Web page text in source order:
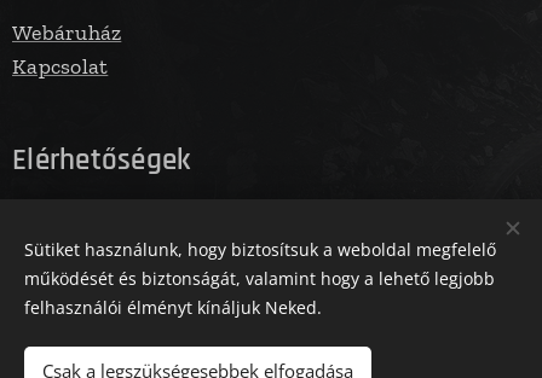
Webáruház
Kapcsolat
Elérhetőségek
Telefonszám: 06305731961
Az oldalt a Zm Media működteti
Sütiket használunk, hogy biztosítsuk a weboldal megfelelő
működését és biztonságát, valamint hogy a lehető legjobb
felhasználói élményt kínáljuk Neked.
Csak a legszükségesebbek elfogadása